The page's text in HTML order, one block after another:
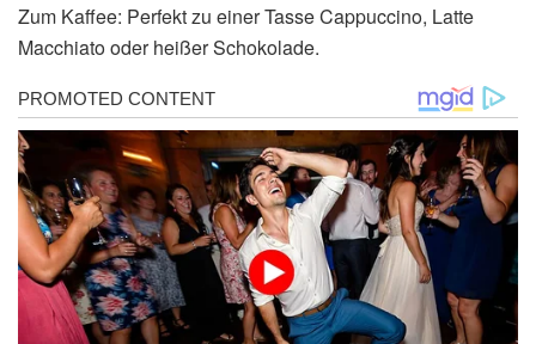
Zum Kaffee: Perfekt zu einer Tasse Cappuccino, Latte
Macchiato oder heißer Schokolade.